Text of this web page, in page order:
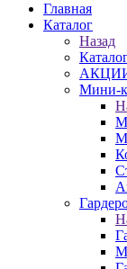
Главная
Каталог
Назад
Мини-